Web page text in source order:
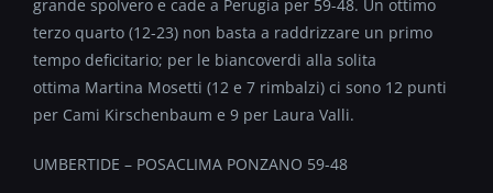
grande spolvero e cade a Perugia per 59-48. Un ottimo
terzo quarto (12-23) non basta a raddrizzare un primo
tempo deficitario; per le biancoverdi alla solita
ottima Martina Mosetti (12 e 7 rimbalzi) ci sono 12 punti
per Cami Kirschenbaum e 9 per Laura Valli.
UMBERTIDE – POSACLIMA PONZANO 59-48